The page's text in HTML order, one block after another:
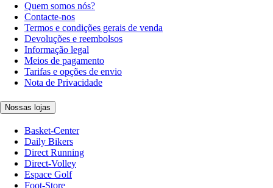
Quem somos nós?
Contacte-nos
Termos e condições gerais de venda
Devoluções e reembolsos
Informação legal
Meios de pagamento
Tarifas e opções de envio
Nota de Privacidade
Nossas lojas
Basket-Center
Daily Bikers
Direct Running
Direct-Volley
Espace Golf
Foot-Store